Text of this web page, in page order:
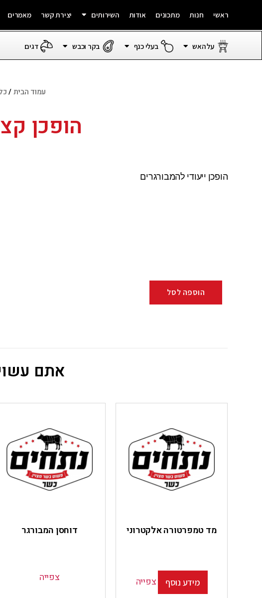
ראשי חנות מתכונים אודות השירותים יצירת קשר מאמרים
על האש בעלי כנף בקר וכבש דגים
עמוד הבית/
הופכן
הופכן ייעודי להמבורגרים
הוספה לסל
אתם
מד טמפרטורה אלקטרוני
מידע נוסף צפייה
דוחסן המבורגר
צפייה